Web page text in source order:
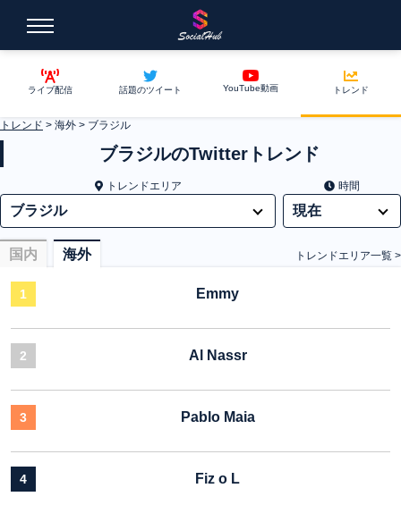
ライブ配信 話題のツイート YouTube動画 トレンド
トレンド > 海外 > ブラジル
ブラジルのTwitterトレンド
トレンドエリア 時間
国内 海外 トレンドエリア一覧 >
1 Emmy
2 Al Nassr
3 Pablo Maia
4 Fiz o L